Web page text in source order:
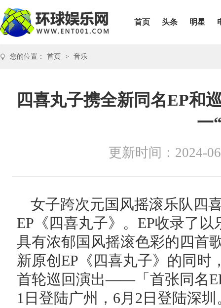
首页 头条 明星
您的位置： 首页 > 音乐
四喜丸子携全新同名EP和
一
更新时间：2024-
女子跨次元国风摇滚乐队四
EP《四喜丸子》。EP收录了
具有浓郁国风摇滚色彩的四首
新原创EP《四喜丸子》的同时
首轮巡回演出——「首张同名
1日登陆广州，6月2日登陆深